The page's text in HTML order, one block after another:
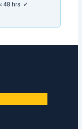
48 hrs ✓